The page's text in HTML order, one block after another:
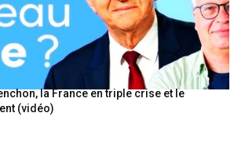
la France en triple crise et le
(vidéo)